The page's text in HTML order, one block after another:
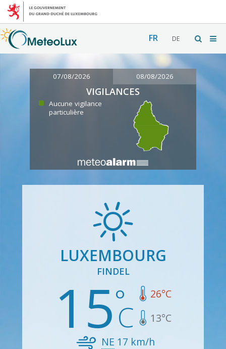
FR DE
07/08/2026 08/08/2026
VIGILANCES
Aucune vigilance
particulière
LUXEMBOURG
FINDEL
15 26°C
13°C
NE 17 km/h